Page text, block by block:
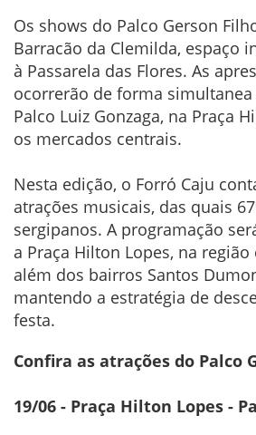
Os shows do Palco Gerson
Barracão da Clemilda, espaço
à Passarela das Flores. As
ocorrerão de forma
Palco Luiz Gonzaga, na Praça
os mercados centrais.
Nesta edição, o Forró Caju
atrações musicais, das quais
sergipanos. A programação
a Praça Hilton Lopes, na
além dos bairros Santos
mantendo a estratégia de
festa.
Confira as atrações do Palco
19/06 - Praça Hilton Lopes -